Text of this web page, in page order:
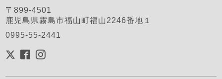
〒899-4501
鹿児島県霧島市福山町福山2246番地１
0995-55-2441